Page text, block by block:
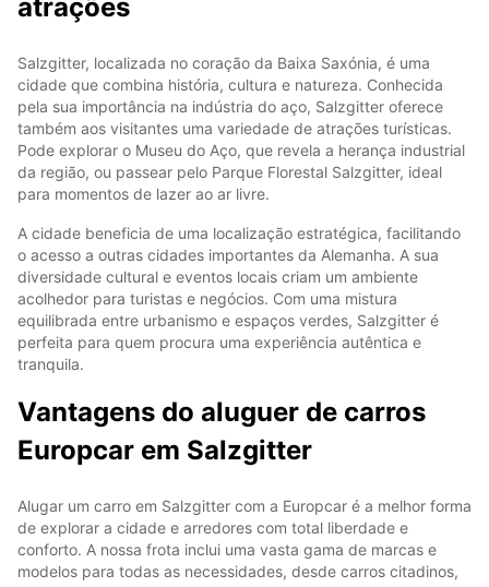
atrações
Salzgitter, localizada no coração da Baixa Saxónia, é uma
cidade que combina história, cultura e natureza. Conhecida
pela sua importância na indústria do aço, Salzgitter oferece
também aos visitantes uma variedade de atrações turísticas.
Pode explorar o Museu do Aço, que revela a herança industrial
da região, ou passear pelo Parque Florestal Salzgitter, ideal
para momentos de lazer ao ar livre.
A cidade beneficia de uma localização estratégica, facilitando
o acesso a outras cidades importantes da Alemanha. A sua
diversidade cultural e eventos locais criam um ambiente
acolhedor para turistas e negócios. Com uma mistura
equilibrada entre urbanismo e espaços verdes, Salzgitter é
perfeita para quem procura uma experiência autêntica e
tranquila.
Vantagens do aluguer de carros
Europcar em Salzgitter
Alugar um carro em Salzgitter com a Europcar é a melhor forma
de explorar a cidade e arredores com total liberdade e
conforto. A nossa frota inclui uma vasta gama de marcas e
modelos para todas as necessidades, desde carros citadinos,